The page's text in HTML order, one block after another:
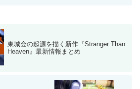
東城会の起源を描く新作『Stranger Than
Heaven』最新情報まとめ